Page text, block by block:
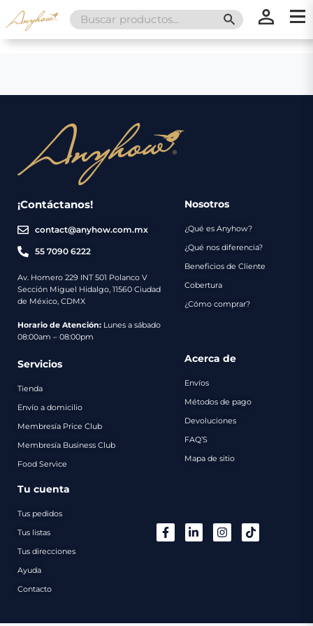
Search
for:
SEARCH
¡Contáctanos!
contact@anyhow.com.mx
55 7090 6222
Av. Homero 229 INT 501 Polanco V
Sección Miguel Hidalgo, 11560 Ciudad
de México, CDMX
Horario de Atención: Lunes a sábado
08:00am – 08:00pm
Nosotros
¿Qué es Anyhow?
¿Qué nos diferencia?
Beneficios de Cliente
Cobertura
¿Cómo comprar?
Servicios
Tienda
Envío a domicilio
Membresía Price Club
Membresía Business Club
Food Service
Acerca de
Envíos
Métodos de pago
Devoluciones
FAQ’S
Mapa de sitio
Tu cuenta
Tus pedidos
Tus listas
Tus direcciones
Ayuda
Contacto
Nosotros
Servicios
Envíos
Métodos
de
Catálogo
Regalos
Contacto